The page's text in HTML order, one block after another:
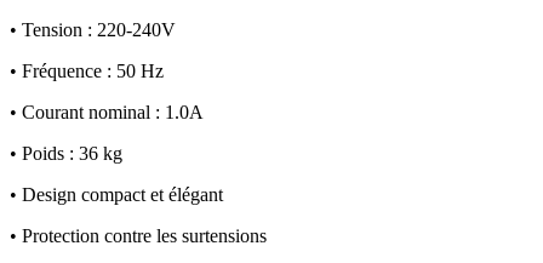
• Tension : 220-240V
• Fréquence : 50 Hz
• Courant nominal : 1.0A
• Poids : 36 kg
• Design compact et élégant
• Protection contre les surtensions